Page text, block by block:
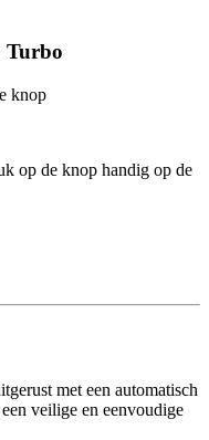
Turbo
knop
op de knop handig op de
met een automatisch
veilige en eenvoudige